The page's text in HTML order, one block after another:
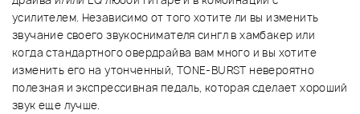
усилителем. Независимо от того хотите ли вы изменить
звучание своего звукоснимателя сингл в хамбакер или
когда стандартного овердрайва вам много и вы хотите
изменить его на утонченный, TONE-BURST невероятно
полезная и экспрессивная педаль, которая сделает хороший
звук еще лучше.